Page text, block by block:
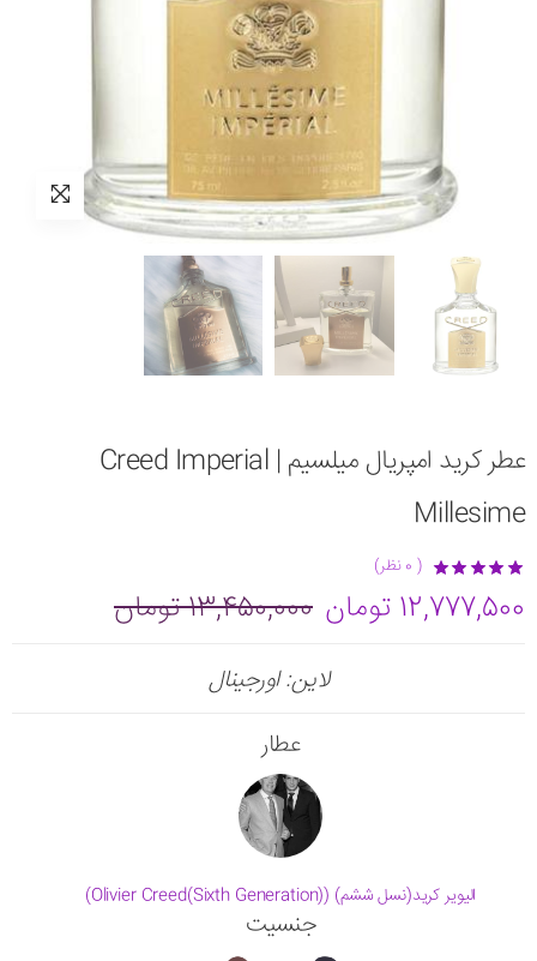
عطر کرید امپریال میلسیم | Creed Imperial
Millesime
( 0 نظر)
12,777,500 تومان 13,450,000 تومان
لاین: اورجینال
عطار
الیویر کرید(نسل ششم) (Olivier Creed(Sixth Generation))
جنسیت